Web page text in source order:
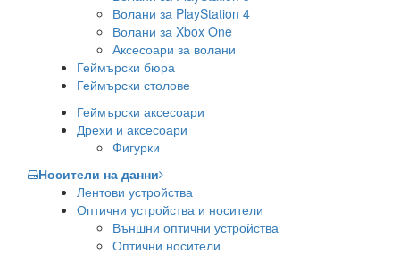
Волани за PlayStation 4
Волани за Xbox One
Аксесоари за волани
Геймърски бюра
Геймърски столове
Геймърски аксесоари
Дрехи и аксесоари
Фигурки
Носители на данни
Лентови устройства
Оптични устройства и носители
Външни оптични устройства
Оптични носители